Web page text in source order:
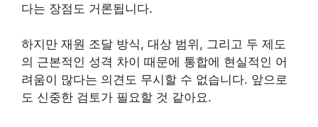
다는 장점도 거론됩니다.
하지만 재원 조달 방식, 대상 범위, 그리고 두 제도
의 근본적인 성격 차이 때문에 통합에 현실적인 어
려움이 많다는 의견도 무시할 수 없습니다. 앞으로
도 신중한 검토가 필요할 것 같아요.